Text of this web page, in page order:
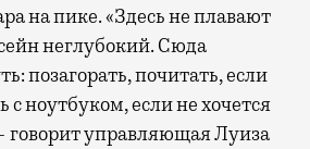
на пике. «Здесь не плавают
неглубокий. Сюда
позагорать, почитать, если
с ноутбуком, если не хочется
говорит управляющая Луиза